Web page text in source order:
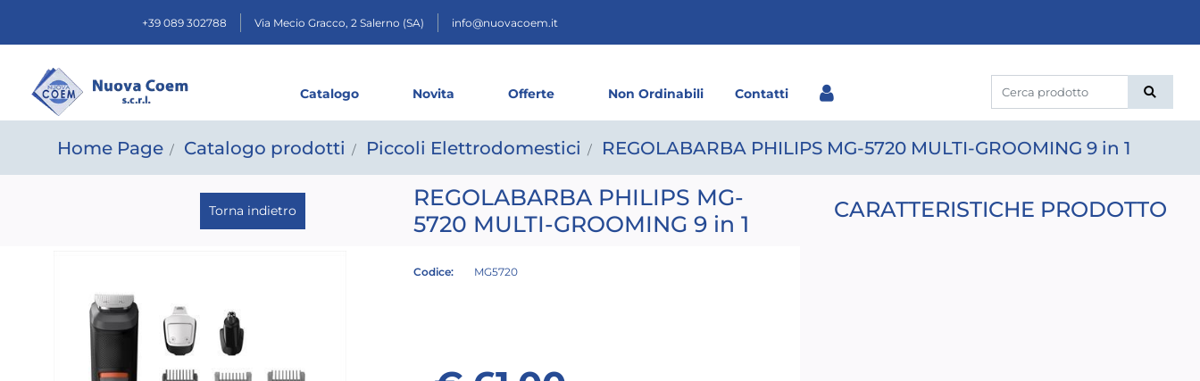
+39 089 302788 Via Mecio Gracco, 2 Salerno (SA) info@nuovacoem.it
Catalogo Novita Offerte Non Ordinabili Contatti
Home Page Catalogo prodotti Piccoli Elettrodomestici REGOLABARBA PHILIPS MG-5720 MULTI-GROOMING 9 in 1
Torna indietro
REGOLABARBA PHILIPS MG-
5720 MULTI-GROOMING 9 in 1
Codice: MG5720
CARATTERISTICHE PRODOTTO